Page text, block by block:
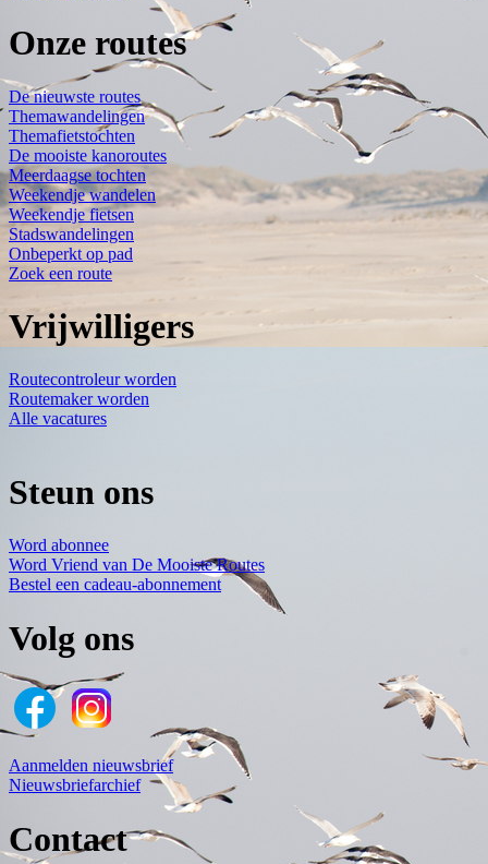
Onze routes
De nieuwste routes
Themawandelingen
Themafietstochten
De mooiste kanoroutes
Meerdaagse tochten
Weekendje wandelen
Weekendje fietsen
Stadswandelingen
Onbeperkt op pad
Zoek een route
Vrijwilligers
Routecontroleur worden
Routemaker worden
Alle vacatures
Steun ons
Word abonnee
Word Vriend van De Mooiste Routes
Bestel een cadeau-abonnement
Volg ons
Aanmelden nieuwsbrief
Nieuwsbriefarchief
Contact